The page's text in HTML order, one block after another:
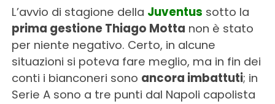
L’avvio di stagione della Juventus sotto la
prima gestione Thiago Motta non è stato
per niente negativo. Certo, in alcune
situazioni si poteva fare meglio, ma in fin dei
conti i bianconeri sono ancora imbattuti; in
Serie A sono a tre punti dal Napoli capolista